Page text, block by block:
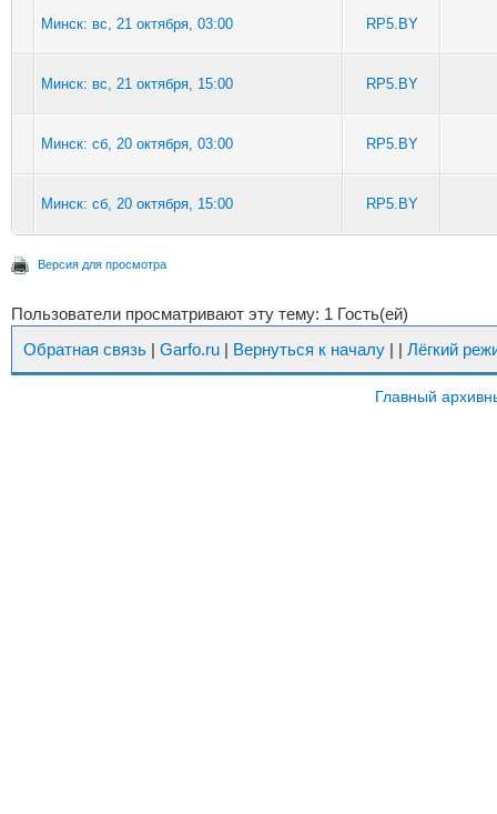
Минск: вс, 21 октября, 03:00 RP5.BY
Минск: вс, 21 октября, 15:00 RP5.BY
Минск: сб, 20 октября, 03:00 RP5.BY
Минск: сб, 20 октября, 15:00 RP5.BY
Версия для просмотра
Пользователи просматривают эту тему: 1 Гость(ей)
Обратная связь | Garfo.ru | Вернуться к началу | | Лёгкий
Главный